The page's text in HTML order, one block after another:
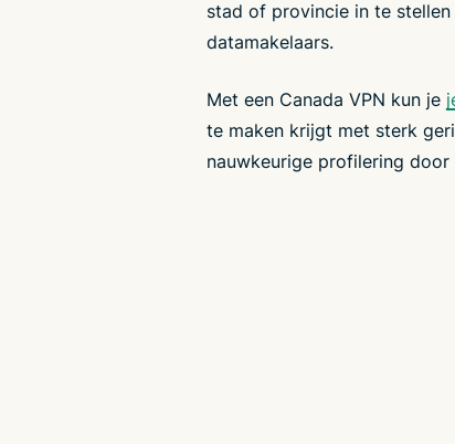
stad of provincie in te
datamakelaars.
Met een Canada VPN kun je
te maken krijgt met sterk
nauwkeurige profilering door